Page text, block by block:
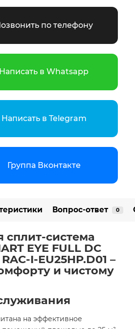
по телефону
Написать в Whatsapp
Написать в Telegram
Группа Вконтакте
Вопрос-ответ 0
сплит-система
EYE FULL DC
I-EU25HP.D01 –
и чистому
на эффективное